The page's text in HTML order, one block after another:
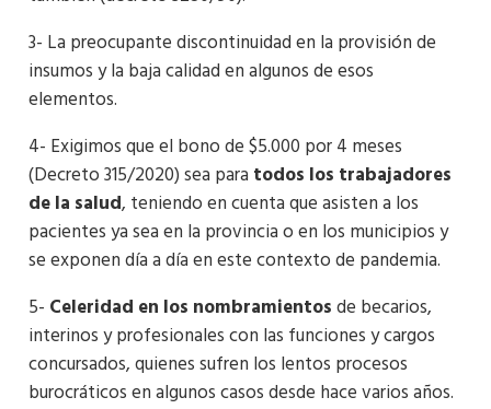
3- La preocupante discontinuidad en la provisión de
insumos y la baja calidad en algunos de esos
elementos.
4- Exigimos que el bono de $5.000 por 4 meses
(Decreto 315/2020) sea para todos los trabajadores
de la salud, teniendo en cuenta que asisten a los
pacientes ya sea en la provincia o en los municipios y
se exponen día a día en este contexto de pandemia.
5- Celeridad en los nombramientosde becarios,
interinos y profesionales con las funciones y cargos
concursados, quienes sufren los lentos procesos
burocráticos en algunos casos desde hace varios años.